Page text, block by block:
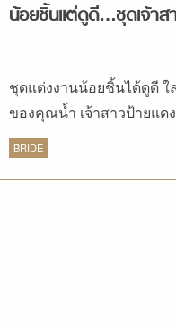
น้อยชิ้นแต่ดูดี…ชุดเจ้าส
ชุดแต่งงานน้อยชิ้นได้ดูดี ใ
ของคุณน้ำ เจ้าสาวป้ายแ
สิริวัฒน์ธนกุล”
BRIDE